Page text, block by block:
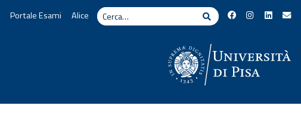
Portale Esami Alice
Cerca
Cerca